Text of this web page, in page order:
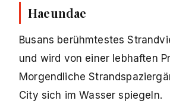
Haeundae
Busans berühmtestes
und wird von einer lebhaften
Morgendliche
City sich im Wasser spiegeln.